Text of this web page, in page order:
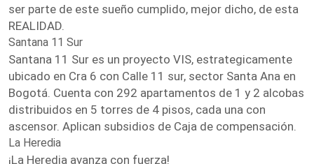
ser parte de este sueño cumplido, mejor dicho, de esta
REALIDAD.
Santana 11 Sur
Santana 11 Sur es un proyecto VIS, estrategicamente
ubicado en Cra 6 con Calle 11 sur, sector Santa Ana en
Bogotá. Cuenta con 292 apartamentos de 1 y 2 alcobas
distribuidos en 5 torres de 4 pisos, cada una con
ascensor. Aplican subsidios de Caja de compensación.
La Heredia
¡La Heredia avanza con fuerza!